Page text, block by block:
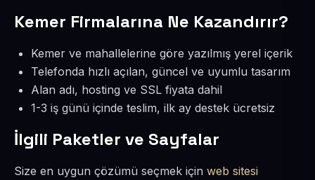
Kemer Firmalarına Ne Kazandırır?
Kemer ve mahallelerine göre yazılmış yerel içerik
Telefonda hızlı açılan, güncel ve uyumlu tasarım
Alan adı, hosting ve SSL fiyata dahil
1-3 iş günü içinde teslim, ilk ay destek ücretsiz
İlgili Paketler ve Sayfalar
Size en uygun çözümü seçmek için web sitesi